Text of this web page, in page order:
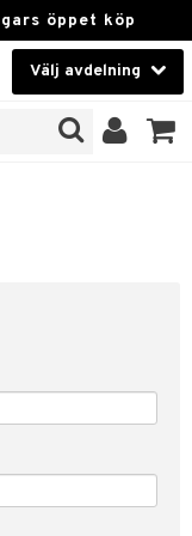
öppet köp
Välj avdelning